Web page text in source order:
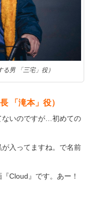
男 「三宅」役）
「滝本」役）
ないのですが…初めての
入ってますね。で名前
Cloud』です。あー！